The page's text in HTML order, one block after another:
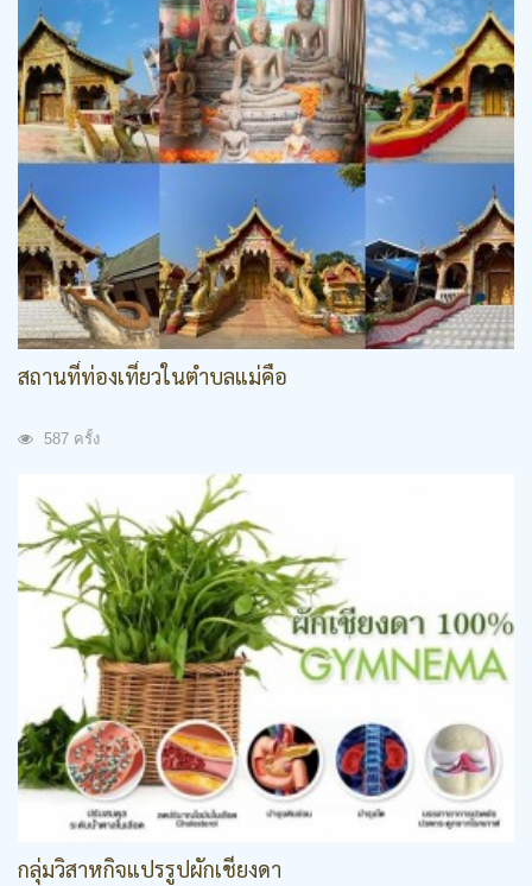
สถานที่ท่องเที่ยวในตำบลแม่คือ
587 ครั้ง
กลุ่มวิสาหกิจแปรรูปผักเชียงดา